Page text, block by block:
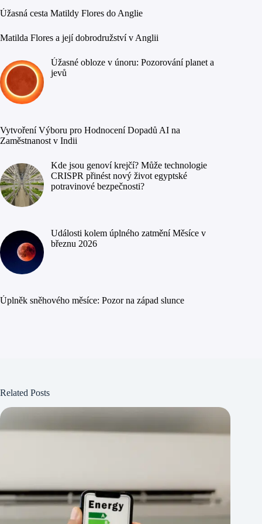
Úžasná cesta Matildy Flores do Anglie
Matilda Flores a její dobrodružství v Anglii
Úžasné obloze v únoru: Pozorování planet a
jevů
Vytvoření Výboru pro Hodnocení Dopadů AI na
Zaměstnanost v Indii
Kde jsou genoví krejčí? Může technologie
CRISPR přinést nový život egyptské
potravinové bezpečnosti?
Události kolem úplného zatmění Měsíce v
březnu 2026
Úplněk sněhového měsíce: Pozor na západ slunce
Related Posts